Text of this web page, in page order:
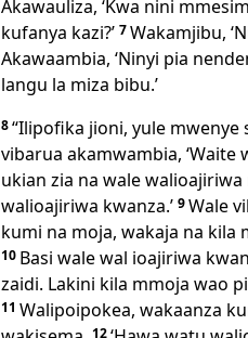
Akawauliza, ‘Kwa nini
kufanya kazi?’ 7Wakamjibu,
Akawaambia, ‘Ninyi pia
langu la miza bibu.’
8“Ilipofika jioni, yule
vibarua akamwambia,
ukian zia na wale
walioajiriwa kwanza.’ 9Wale
kumi na moja, wakaja na kila
10 Basi wale wal ioajiriwa
zaidi. Lakini kila mmoja wao
11 Walipoipokea, wakaanza
12